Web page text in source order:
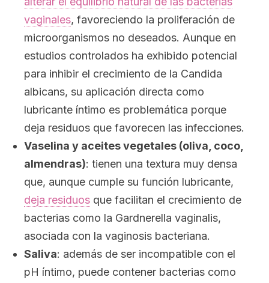
vaginales, favoreciendo la proliferación de
microorganismos no deseados. Aunque en
estudios controlados ha exhibido potencial
para inhibir el crecimiento de la Candida
albicans, su aplicación directa como
lubricante íntimo es problemática porque
deja residuos que favorecen las infecciones.
Vaselina y aceites vegetales (oliva, coco,
almendras): tienen una textura muy densa
que, aunque cumple su función lubricante,
deja residuos que facilitan el crecimiento de
bacterias como la Gardnerella vaginalis,
asociada con la vaginosis bacteriana.
Saliva: además de ser incompatible con el
pH íntimo, puede contener bacterias como